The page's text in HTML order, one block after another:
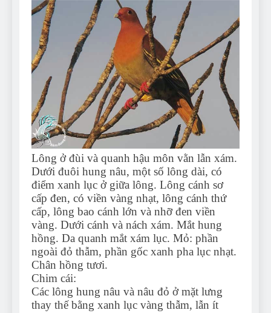
Lông ở đùi và quanh hậu môn vằn lẫn xám.
Dưới đuôi hung nâu, một số lông dài, có
điểm xanh lục ở giữa lông. Lông cánh sơ
cấp đen, có viền vàng nhạt, lông cánh thứ
cấp, lông bao cánh lớn và nhỡ đen viền
vàng. Dưới cánh và nách xám. Mắt hung
hồng. Da quanh mắt xám lục. Mỏ: phần
ngoài đỏ thẫm, phần gốc xanh pha lục nhạt.
Chân hồng tươi.
Chim cái:
Các lông hung nâu và nâu đỏ ở mặt lưng
thay thế bằng xanh lục vàng thẫm, lẫn ít